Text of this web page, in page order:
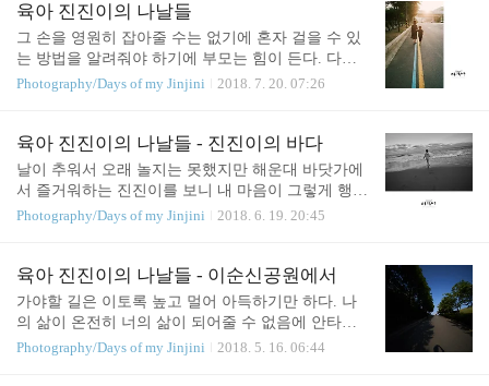
라서 내일은 또 누구를 좋아하게 될지 모르겠다는게
함정이지만 ㅋㅋㅋ
육아 진진이의 나날들
그 손을 영원히 잡아줄 수는 없기에 혼자 걸을 수 있
는 방법을 알려줘야 하기에 부모는 힘이 든다. 다른
아이들보다 더 오래 잡아줘야할지도 모르는 저 손.
Photography/Days of my Jinjini 2018. 7. 20. 07:26
육아 진진이의 나날들 - 진진이의 바다
날이 추워서 오래 놀지는 못했지만 해운대 바닷가에
서 즐거워하는 진진이를 보니 내 마음이 그렇게 행복
으로 부풀어 오르더라. 이날의 해운대 바다는 진진이
Photography/Days of my Jinjini 2018. 6. 19. 20:45
육아 진진이의 나날들 - 이순신공원에서
가야할 길은 이토록 높고 멀어 아득하기만 하다. 나
의 삶이 온전히 너의 삶이 되어줄 수 없음에 안타까
워하며.
Photography/Days of my Jinjini 2018. 5. 16. 06:44